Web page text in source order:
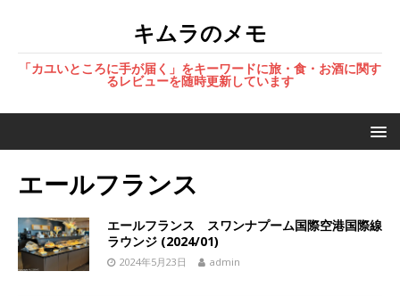
キムラのメモ
「カユいところに手が届く」をキーワードに旅・食・お酒に関す
るレビューを随時更新しています
エールフランス
エールフランス スワンナプーム国際空港国際線
ラウンジ (2024/01)
2024年5月23日 admin